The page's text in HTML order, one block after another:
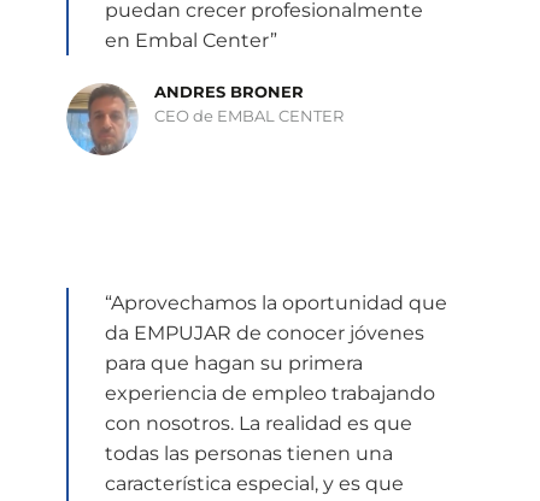
puedan crecer profesionalmente
en Embal Center”
ANDRES BRONER
CEO de EMBAL CENTER
“Aprovechamos la oportunidad que
da EMPUJAR de conocer jóvenes
para que hagan su primera
experiencia de empleo trabajando
con nosotros. La realidad es que
todas las personas tienen una
característica especial, y es que